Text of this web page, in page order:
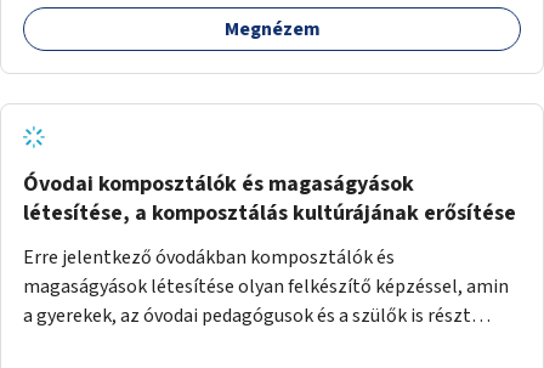
Megnézem
Óvodai komposztálók és magaságyások
létesítése, a komposztálás kultúrájának erősítése
Erre jelentkező óvodákban komposztálók és
magaságyások létesítése olyan felkészítő képzéssel, amin
a gyerekek, az óvodai pedagógusok és a szülők is részt